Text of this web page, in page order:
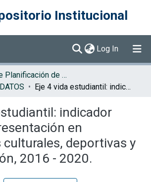
Institucional
Log In (current)
Oficina de Planificación de la Educación Superior (OPES)
Eje 4 vida estudiantil: indicador 4.1.1.4 representación en actividades culturales, deportivas y de recreación, 2016 - 2020.
indicador
en
culturales, deportivas y
2016 - 2020.